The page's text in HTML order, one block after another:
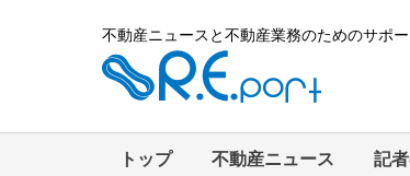
不動産ニュースと不動産業務のためのサポ
トップ 不動産ニュース 記